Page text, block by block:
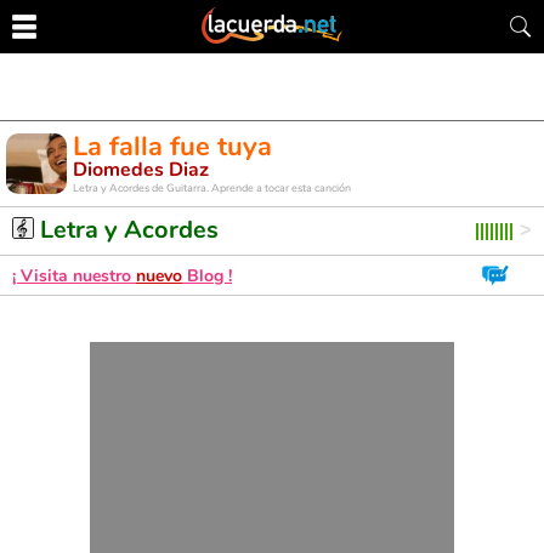
La falla fue tuya
Diomedes Diaz
Letra y Acordes de Guitarra. Aprende a tocar esta canción
Letra y Acordes
¡ Visita nuestro nuevo Blog !